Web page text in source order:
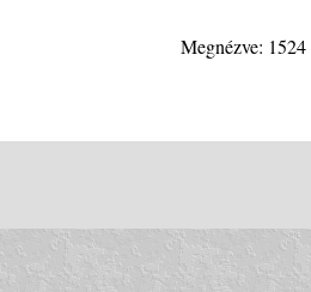
Megnézve: